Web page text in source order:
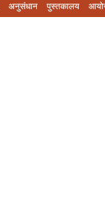
अनुसंधान पुस्तकालय